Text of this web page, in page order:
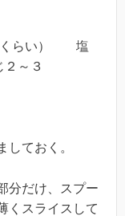
くらい） 塩
～３
ておく。
分だけ、スプー
くスライスして